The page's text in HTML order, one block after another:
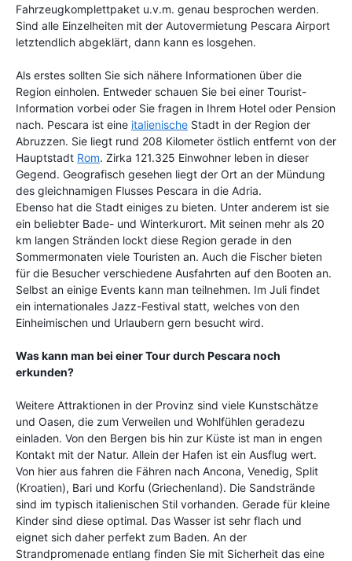
Fahrzeugkomplettpaket u.v.m. genau besprochen werden.
Sind alle Einzelheiten mit der Autovermietung Pescara Airport
letztendlich abgeklärt, dann kann es losgehen.
Als erstes sollten Sie sich nähere Informationen über die
Region einholen. Entweder schauen Sie bei einer Tourist-
Information vorbei oder Sie fragen in Ihrem Hotel oder Pension
nach. Pescara ist eine italienische Stadt in der Region der
Abruzzen. Sie liegt rund 208 Kilometer östlich entfernt von der
Hauptstadt Rom. Zirka 121.325 Einwohner leben in dieser
Gegend. Geografisch gesehen liegt der Ort an der Mündung
des gleichnamigen Flusses Pescara in die Adria.
Ebenso hat die Stadt einiges zu bieten. Unter anderem ist sie
ein beliebter Bade- und Winterkurort. Mit seinen mehr als 20
km langen Stränden lockt diese Region gerade in den
Sommermonaten viele Touristen an. Auch die Fischer bieten
für die Besucher verschiedene Ausfahrten auf den Booten an.
Selbst an einige Events kann man teilnehmen. Im Juli findet
ein internationales Jazz-Festival statt, welches von den
Einheimischen und Urlaubern gern besucht wird.
Was kann man bei einer Tour durch Pescara noch
erkunden?
Weitere Attraktionen in der Provinz sind viele Kunstschätze
und Oasen, die zum Verweilen und Wohlfühlen geradezu
einladen. Von den Bergen bis hin zur Küste ist man in engen
Kontakt mit der Natur. Allein der Hafen ist ein Ausflug wert.
Von hier aus fahren die Fähren nach Ancona, Venedig, Split
(Kroatien), Bari und Korfu (Griechenland). Die Sandstrände
sind im typisch italienischen Stil vorhanden. Gerade für kleine
Kinder sind diese optimal. Das Wasser ist sehr flach und
eignet sich daher perfekt zum Baden. An der
Strandpromenade entlang finden Sie mit Sicherheit das eine